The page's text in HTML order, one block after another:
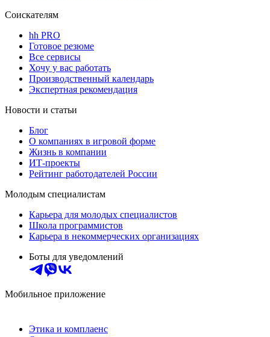
Соискателям
hh PRO
Готовое резюме
Все сервисы
Хочу у вас работать
Производственный календарь
Экспертная рекомендация
Новости и статьи
Блог
О компаниях в игровой форме
Жизнь в компании
ИТ-проекты
Рейтинг работодателей России
Молодым специалистам
Карьера для молодых специалистов
Школа программистов
Карьера в некоммерческих организациях
Боты для уведомлений
Мобильное приложение
Этика и комплаенс